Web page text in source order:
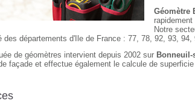
Géomètre
Notre
des départements d'Ile de France : 77, 78, 92, 93, 94,
de géomètres intervient depuis 2002 sur Bonneuil-
façade et effectue également le calcule de